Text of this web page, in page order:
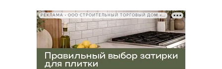
РЕКЛАМА • ООО СТРОИТЕЛЬНЫЙ ТОРГОВЫЙ ДОМ «ПЕТРОВИЧ», ИНН 7802348846